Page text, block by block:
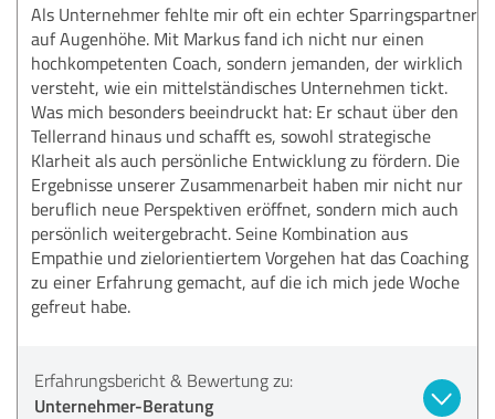
Als Unternehmer fehlte mir oft ein echter Sparringspartner
auf Augenhöhe. Mit Markus fand ich nicht nur einen
hochkompetenten Coach, sondern jemanden, der wirklich
versteht, wie ein mittelständisches Unternehmen tickt.
Was mich besonders beeindruckt hat: Er schaut über den
Tellerrand hinaus und schafft es, sowohl strategische
Klarheit als auch persönliche Entwicklung zu fördern. Die
Ergebnisse unserer Zusammenarbeit haben mir nicht nur
beruflich neue Perspektiven eröffnet, sondern mich auch
persönlich weitergebracht. Seine Kombination aus
Empathie und zielorientiertem Vorgehen hat das Coaching
zu einer Erfahrung gemacht, auf die ich mich jede Woche
gefreut habe.
Erfahrungsbericht & Bewertung zu:
Unternehmer-Beratung